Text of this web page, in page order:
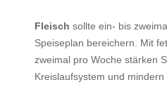
Fleisch sollte ein- bis
Speiseplan bereichern. Mit
zweimal pro Woche stärken
Kreislaufsystem und mindern